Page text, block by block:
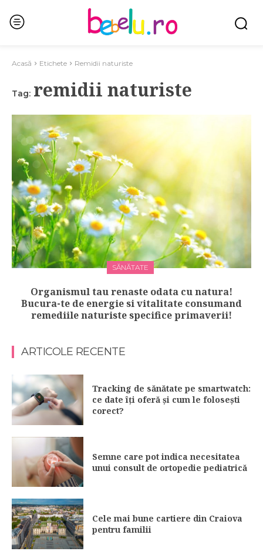
Acasă Etichete Remidii naturiste
Tag: remidii naturiste
SĂNĂTATE
Organismul tau renaste odata cu natura!
Bucura-te de energie si vitalitate consumand
remediile naturiste specifice primaverii!
ARTICOLE RECENTE
Tracking de sănătate pe smartwatch:
ce date îți oferă și cum le folosești
corect?
Semne care pot indica necesitatea
unui consult de ortopedie pediatrică
Cele mai bune cartiere din Craiova
pentru familii